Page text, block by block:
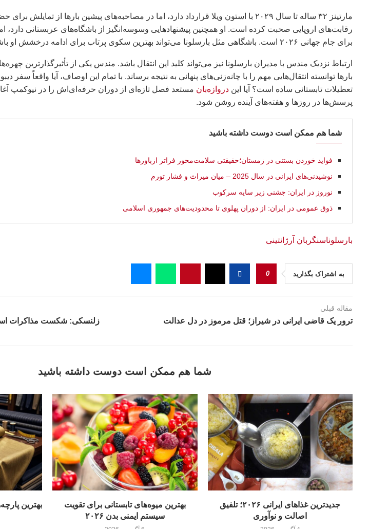
مارتینز ۳۲ ساله تا سال ۲۰۲۹ با استون ویلا قرارداد دارد، اما در مصاحبه‌های پیشین بارها از
رقابت‌های اروپایی صحبت کرده است. او همچنین پیشنهادهایی وسوسه‌انگیز از باشگاه‌های عربستانی
برای جام جهانی ۲۰۲۶ است. باشگاهی مثل بارسلونا می‌تواند بهترین سکوی پرتاب برای ادامه درخشش او باشد.
ارتباط نزدیک مندس با مدیران بارسلونا نیز می‌تواند کلید این انتقال باشد. مندس یکی از تأثیرگذارترین
بارها توانسته انتقال‌هایی مهم را با چانه‌زنی‌های پنهانی به نتیجه برساند. با تمام این اوصاف، آیا واقعاً سفر
تعطیلات تابستانی ساده است؟ آیا این دروازه‌بان مستعد فصل تازه‌ای از دوران حرفه‌ای‌اش را در نیوکمپ
پرسش‌ها در روزها و هفته‌های آینده روشن شود.
شما هم ممکن است دوست داشته باشید
فواید خوردن بستنی در زمستان؛حقیقتی سلامت‌محور فراتر ازباورها
نوشیدنی‌های ایرانی در سال 2025 – میان میراث و فشار تورم
نوروز در ایران: جشنی زیر سایه سرکوب
ذوق عمومی در ایران: از دوران پهلوی تا محدودیت‌های جمهوری اسلامی
بارسلوناسنگربان آرژانتینی
به اشتراک بگذارید 0
مقاله قبلی
ترور یک قاضی ایرانی در شیراز؛ قتل مرموز در دل عدالت
زلنسکی: شکست مذاکرات
شما هم ممکن است دوست داشته باشید
بهترین میوه‌های تابستانی برای تقویت
سیستم ایمنی بدن ۲۰۲۶
جدیدترین غذاهای ایرانی ۲۰۲۶؛ تلفیق
اصالت و نوآوری